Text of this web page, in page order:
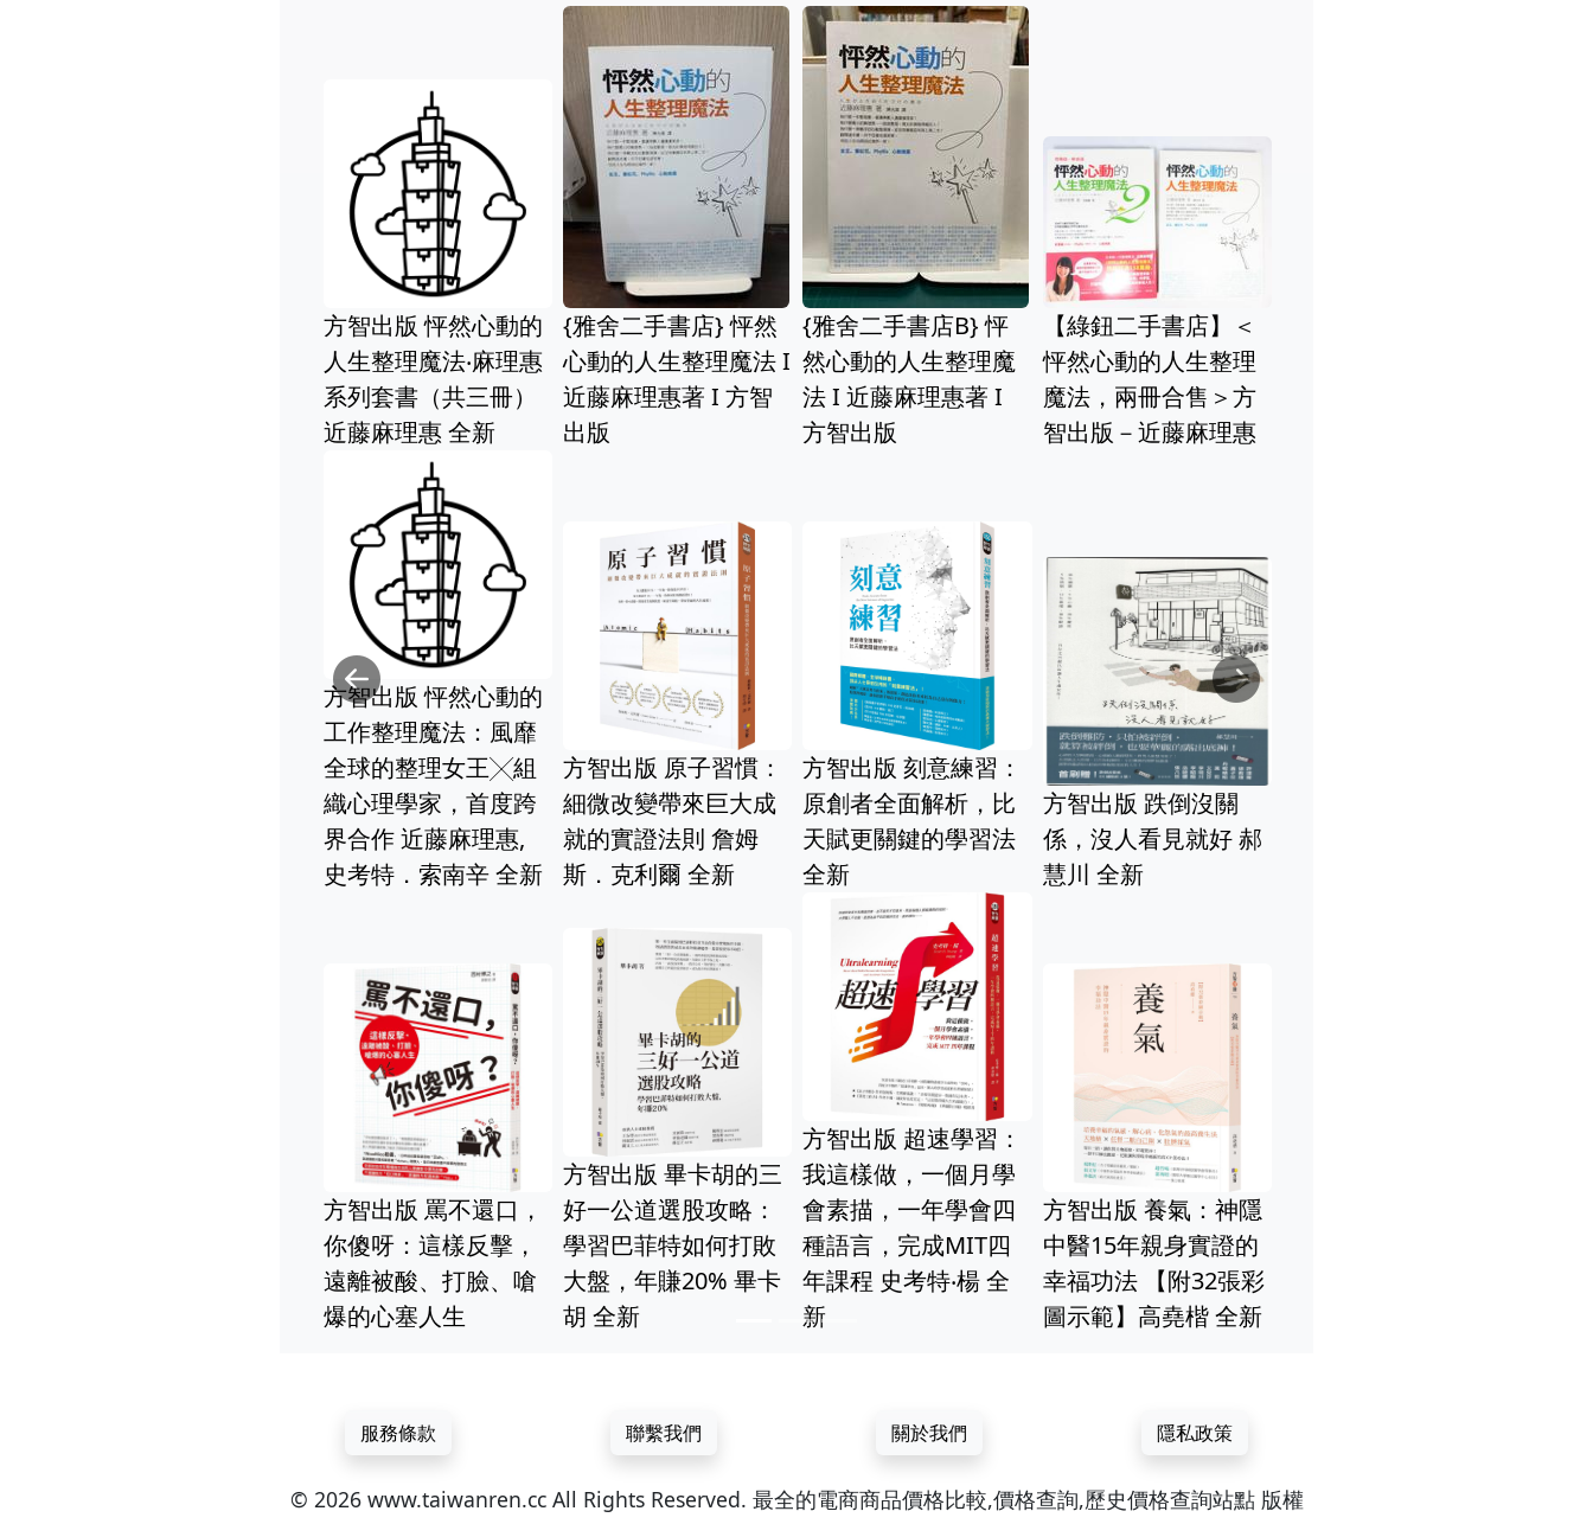
{雅舍二手書店B} 怦
然心動的人生整理魔
法 I 近藤麻理惠著 I
【綠鈕二手書店】＜
怦然心動的人生整理
魔法，兩冊合售＞方
智出版－近藤麻理惠
方智出版 刻意練習：
原創者全面解析，比
天賦更關鍵的學習法
方智出版 跌倒沒關
係，沒人看見就好 郝
慧川 全新
會素描，一年學會四
種語言，完成MIT四
年課程 史考特‧楊 全
方智出版 養氣：神隱
中醫15年親身實證的
幸福功法 【附32張彩
圖示範】高堯楷 全新
方智出版 所有相遇，
都是靈魂的思念：用
十一萬個大禮拜，獻
給讀者的生命之書 黃
淑文 全新
方智出版 人初千日育
兒全書：決定孩子一
輩子生命品質的1000
天 鄭宜珉 全新
方智出版 開啟你的超
靈感應2.0版】華人世
界第一本終極潛能
ESP啟蒙書 荷光 全新
方智出版 臣服實驗系
列 麥克．辛格 全新
方智出版 6分鐘日記
的魔法: 最簡單的書
寫, 改變你的一生 (附1
日記本) 全新
方智出版 內在小孩快
樂，你才快樂 吉本芭
娜娜 全新
方智出版 媽媽禪：快
樂母親覺醒九要 央金
拉姆 全新
方智出版 愛的復甦計
畫：阿乙莎與地球母
親的靈訊教導 譚瑞琪
（Rachel） 全新
方智出版 利他存摺：
天天累積，給出去的
終究會回來 許維真
（梅塔／Metta） 全
新
Previous Next
服務條款 聯繫我們 關於我們 隱私政策
© 2026 www.taiwanren.cc All Rights Reserved. 最全的電商商品價格比較,價格查詢,歷史價格查詢站點 版權